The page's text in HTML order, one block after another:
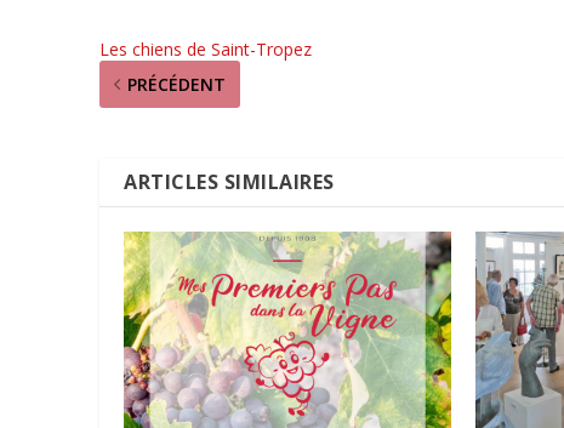
Les chiens de Saint-Tropez
PRÉCÉDENT
ARTICLES SIMILAIRES